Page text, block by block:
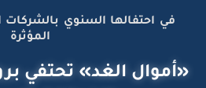
في احتفالها السنوي بالشركات
المؤثرة
«أموال الغد» تحتفي